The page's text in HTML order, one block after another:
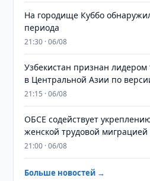
На городище Куббо
периода
21:30 · 06/08
Узбекистан признан лидером
в Центральной Азии по
21:15 · 06/08
ОБСЕ содействует
женской трудовой миграцией
21:00 · 06/08
Больше новостей →